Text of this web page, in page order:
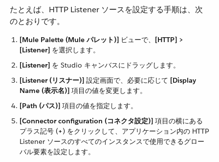
たとえば、HTTP Listener ソースを設定する手順は、次
のとおりです。
[Mule Palette (Mule パレット)] ​ ビューで、​ [HTTP] >
[Listener] ​ を選択します。
[Listener] ​ を Studio キャンバスにドラッグします。
[Listener (リスナー)] ​ 設定画面で、必要に応じて ​ [Display
Name (表示名)] ​ 項目の値を変更します。
[Path (パス)] ​ 項目の値を指定します。
[Connector configuration (コネクタ設定)] ​ 項目の横にある
プラス記号 (​+​) をクリックして、アプリケーション内の HTTP
Listener ソースのすべてのインスタンスで使用できるグロー
バル要素を設定します。